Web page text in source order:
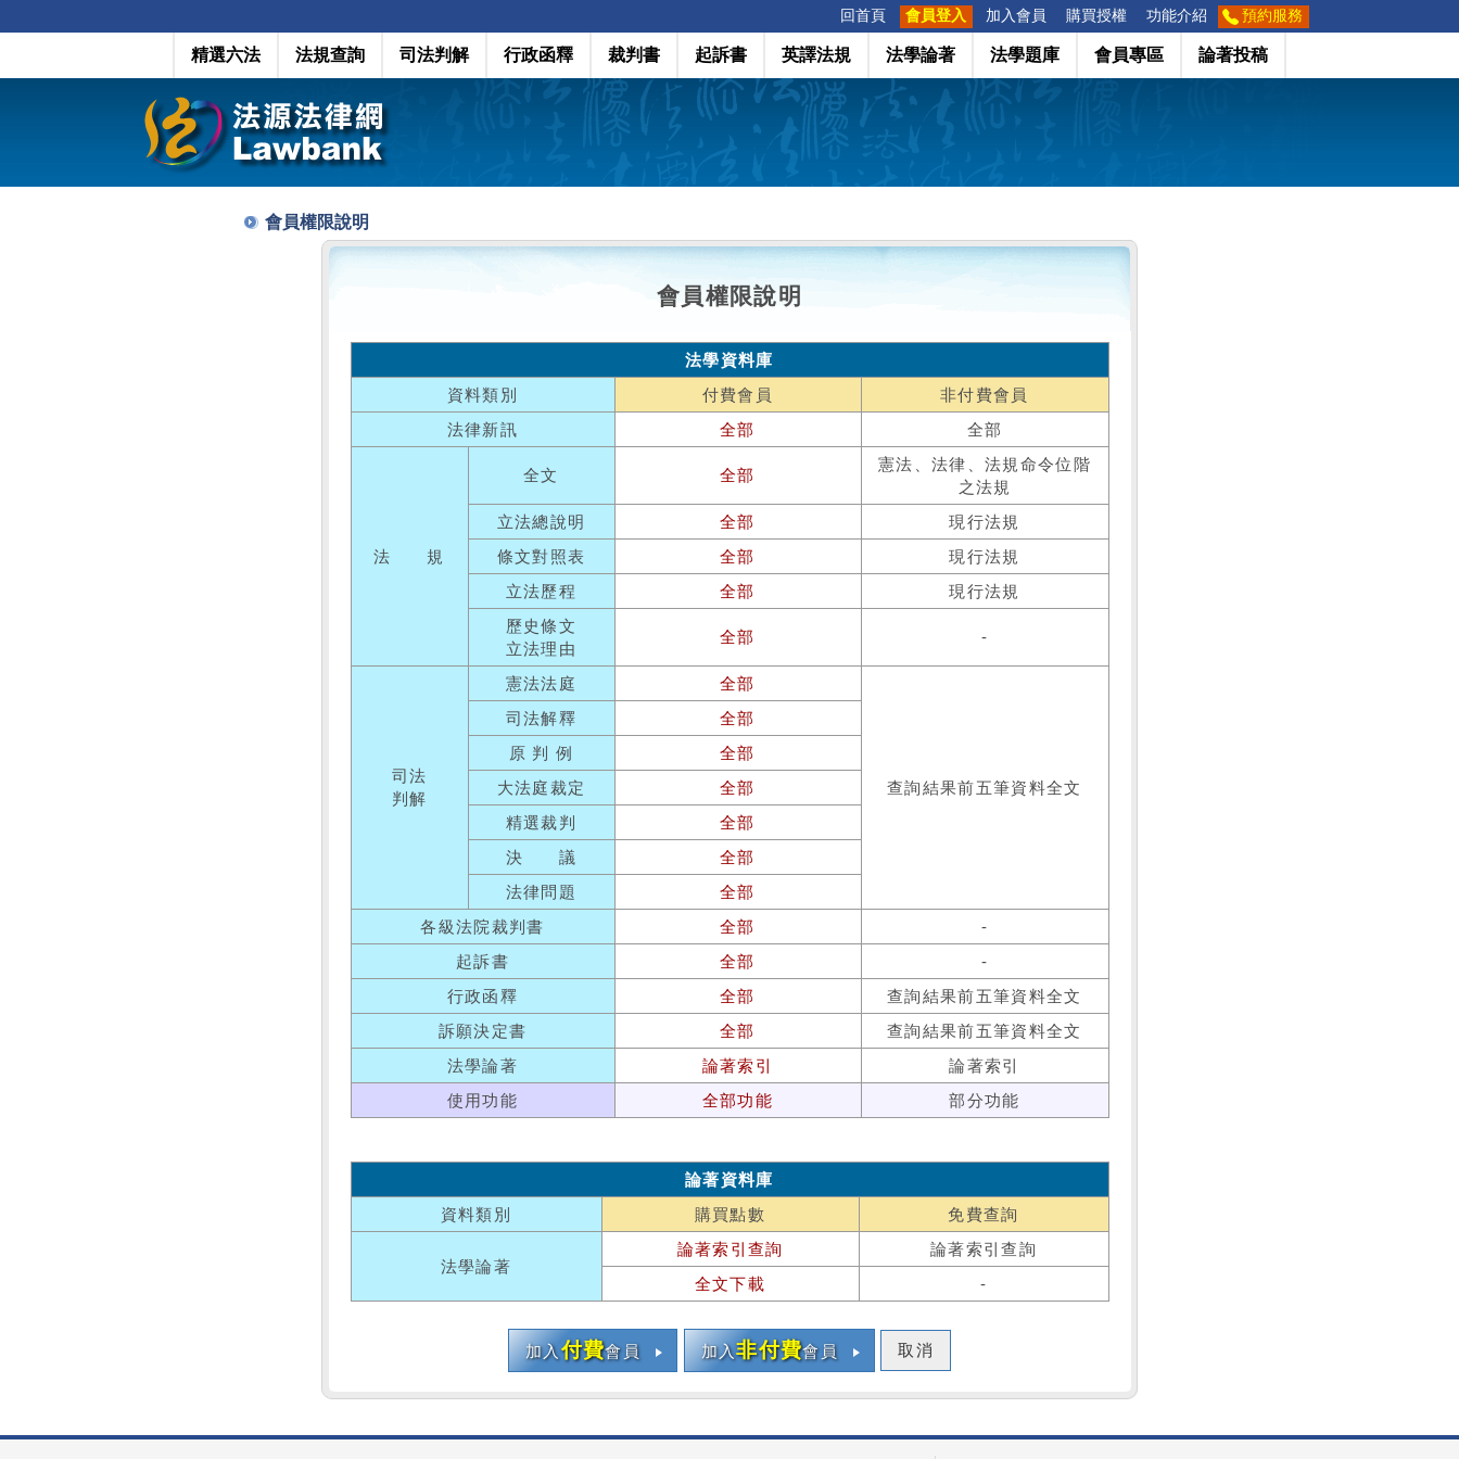
回首頁 會員登入 加入會員 購買授權 功能介紹 預約服務
精選六法 法規查詢 司法判解 行政函釋 裁判書 起訴書 英譯法規 法學論著 法學題庫 會員專區 論著投稿
會員權限說明
會員權限說明
法學資料庫
資料類別
付費會員
非付費會員
法律新訊
全部 全部
法 規
全文 全部
憲法、法律、法規命令位階
之法規
立法總說明
全部
現行法規
條文對照表
全部
現行法規
立法歷程
全部
現行法規
歷史條文
立法理由
全部 -
司法
判解
憲法法庭 全部
查詢結果前五筆資料全文
司法解釋
全部
原 判 例
全部
大法庭裁定
全部
精選裁判
全部
決 議
全部
法律問題
全部
各級法院裁判書
全部
-
起訴書
全部
-
行政函釋
全部
查詢結果前五筆資料全文
訴願決定書
全部
查詢結果前五筆資料全文
法學論著
論著索引
論著索引
使用功能
全部功能 部分功能
論著資料庫
資料類別
購買點數 免費查詢
法學論著
論著索引查詢
論著索引查詢
全文下載
-
加入付費會員 加入非付費會員 取消